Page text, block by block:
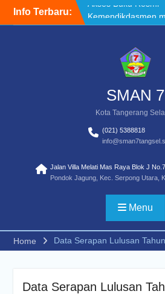
Info Terbaru:
WELCOME BACK TO
SCHOOL
Akses Buku Resmi
Kemendikdasmen
Sistem Informasi
SMAN 7
Kota Tangerang
(021) 5388818
Jalan Villa Melati Mas Raya Blok J No.7
Pondok Jagung, Kec. Serpong Utara,
Menu
Home Data Serapan Lulusan
Data Serapan Lulusan